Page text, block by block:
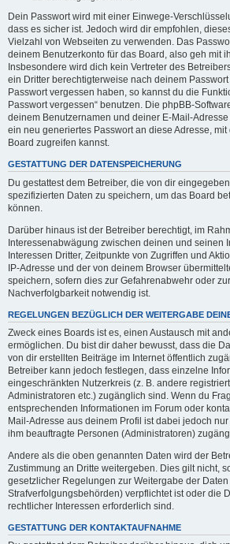
Dein Passwort wird mit einer Einwege-
dass es sicher ist. Jedoch wird dir empfohlen,
Vielzahl von Webseiten zu verwenden. Das
deinem Benutzerkonto für das Board, also geh mit
Insbesondere wird dich kein Vertreter des
ein Dritter berechtigterweise nach deinem
Passwort vergessen haben, so kannst du die
Passwort vergessen“ benutzen. Die phpBB-
deinem Benutzernamen und deiner E-Mail-
ein neu generiertes Passwort an diese Adresse,
Board zugreifen kannst.
GESTATTUNG DER DATENSPEICHERUNG
Du gestattest dem Betreiber, die von dir
spezifizierten Daten zu speichern, um das Board
können.
Darüber hinaus ist der Betreiber berechtigt, im
Interessenabwägung zwischen deinen und seinen
Interessen Dritter, Zeitpunkte von Zugriffen und
IP-Adresse und der von deinem Browser
speichern, sofern dies zur Gefahrenabwehr oder
Nachverfolgbarkeit notwendig ist.
REGELUNGEN BEZÜGLICH DER WEITERGABE
Zweck eines Boards ist es, einen Austausch mit
ermöglichen. Du bist dir daher bewusst, dass die
von dir erstellten Beiträge im Internet öffentlich
Betreiber kann jedoch festlegen, dass einzelne
eingeschränkten Nutzerkreis (z. B. andere
Administratoren etc.) zugänglich sind. Wenn du
entsprechenden Informationen im Forum oder
Mail-Adresse aus deinem Profil ist dabei jedoch
ihm beauftragte Personen (Administratoren)
Andere als die oben genannten Daten wird der
Zustimmung an Dritte weitergeben. Dies gilt nicht,
gesetzlicher Regelungen zur Weitergabe der Daten
Strafverfolgungsbehörden) verpflichtet ist oder die
rechtlicher Interessen erforderlich sind.
GESTATTUNG DER KONTAKTAUFNAHME